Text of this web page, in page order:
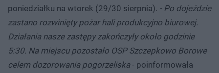
poniedziałku na wtorek (29/30 sierpnia). - Po dojeździe
zastano rozwinięty pożar hali produkcyjno biurowej.
Działania nasze zastępy zakończyły około godzinie
5:30. Na miejscu pozostało OSP Szczepkowo Borowe
celem dozorowania pogorzeliska- poinformowała